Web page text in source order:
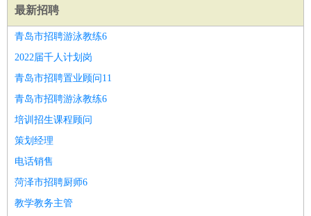
最新招聘
青岛市招聘游泳教练6
2022届千人计划岗
青岛市招聘置业顾问11
青岛市招聘游泳教练6
培训招生课程顾问
策划经理
电话销售
菏泽市招聘厨师6
教学教务主管